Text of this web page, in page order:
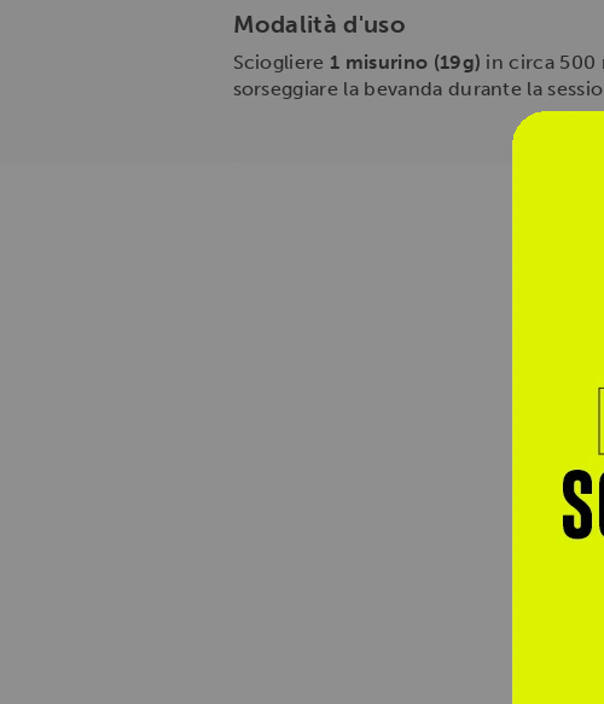
Modalità d'uso
Sciogliere 1 misurino (19g) in circa 500
sorseggiare la bevanda durante la